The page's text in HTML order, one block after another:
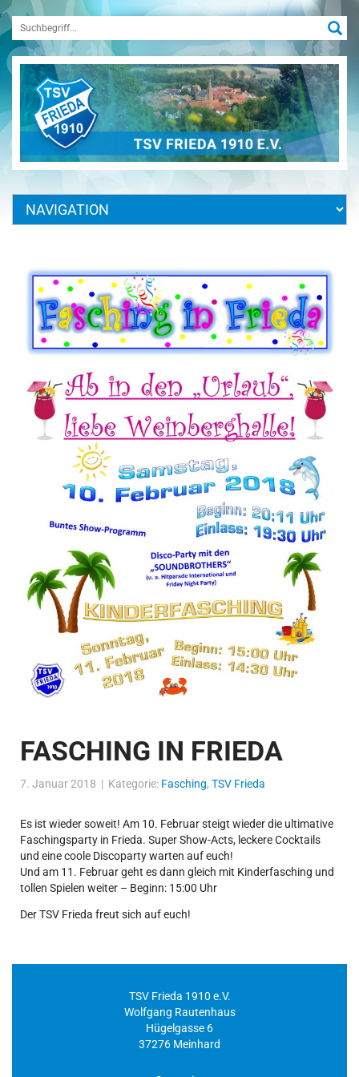
FASCHING IN FRIEDA
7. Januar 2018 | Kategorie: Fasching, TSV Frieda
Es ist wieder soweit! Am 10. Februar steigt wieder die ultimative
Faschingsparty in Frieda. Super Show-Acts, leckere Cocktails
und eine coole Discoparty warten auf euch!
Und am 11. Februar geht es dann gleich mit Kinderfasching und
tollen Spielen weiter – Beginn: 15:00 Uhr
Der TSV Frieda freut sich auf euch!
TSV Frieda 1910 e.V.
Wolfgang Rautenhaus
Hügelgasse 6
37276 Meinhard